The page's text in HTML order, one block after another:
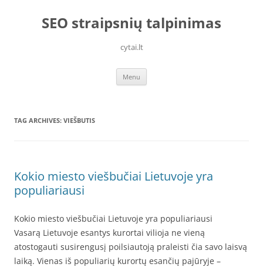
contentSEO straipsnių talpinimas
cytai.lt
Menu
TAG ARCHIVES: VIEŠBUTIS
Kokio miesto viešbučiai Lietuvoje yra
populiariausi
Kokio miesto viešbučiai Lietuvoje yra populiariausi
Vasarą Lietuvoje esantys kurortai vilioja ne vieną
atostogauti susirengusį poilsiautoją praleisti čia savo laisvą
laiką. Vienas iš populiarių kurortų esančių pajūryje –